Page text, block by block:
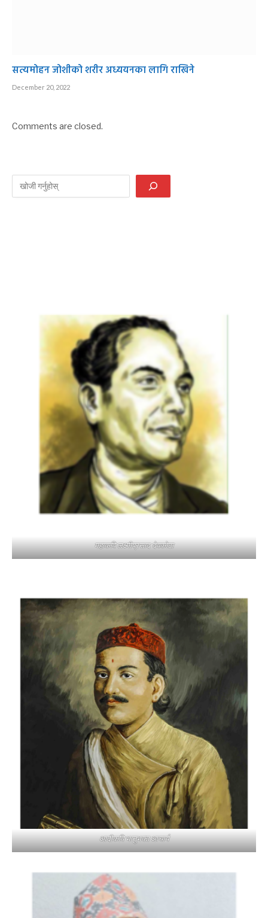
सत्यमोहन जोशीको शरीर अध्ययनका लागि राखिने
December 20, 2022
Comments are closed.
महाकवि लक्ष्मीप्रसाद देवकोटा
आदीकवि भानुभक्त आचार्य